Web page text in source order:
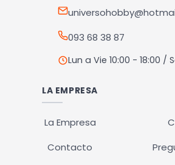
la
de
producto
093 68 38 87
Lun a Vie 10:00 - 18:00 /
LA EMPRESA
La Empresa
Contacto